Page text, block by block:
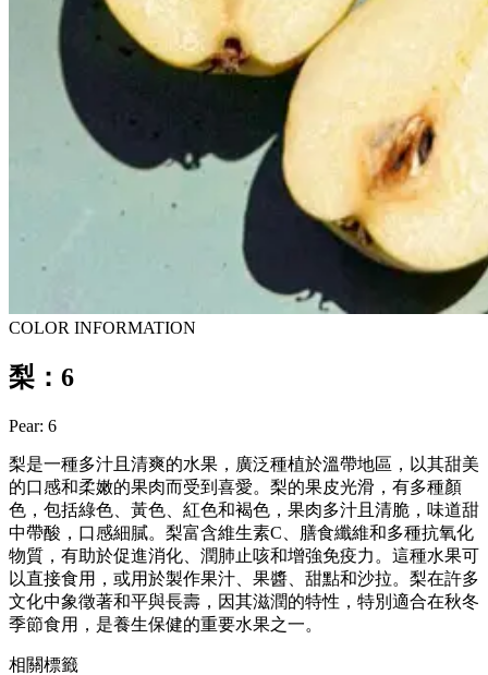
COLOR INFORMATION
梨：6
Pear: 6
梨是一種多汁且清爽的水果，廣泛種植於溫帶地區，以其甜美
的口感和柔嫩的果肉而受到喜愛。梨的果皮光滑，有多種顏
色，包括綠色、黃色、紅色和褐色，果肉多汁且清脆，味道甜
中帶酸，口感細膩。梨富含維生素C、膳食纖維和多種抗氧化
物質，有助於促進消化、潤肺止咳和增強免疫力。這種水果可
以直接食用，或用於製作果汁、果醬、甜點和沙拉。梨在許多
文化中象徵著和平與長壽，因其滋潤的特性，特別適合在秋冬
季節食用，是養生保健的重要水果之一。
相關標籤